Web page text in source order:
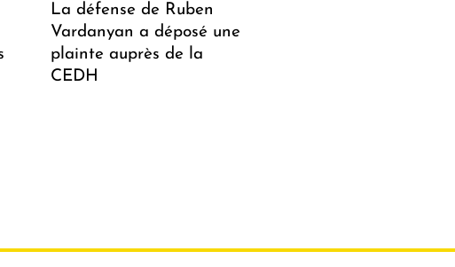
La défense de Ruben
Vardanyan a déposé une
plainte auprès de la
CEDH